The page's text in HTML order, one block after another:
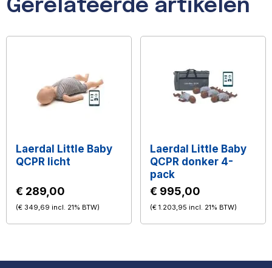
Gerelateerde artikelen
Laerdal Little Baby
QCPR licht
€ 289,00
(€ 349,69 incl. 21% BTW)
Laerdal Little Baby
QCPR donker 4-
pack
€ 995,00
(€ 1.203,95 incl. 21% BTW)